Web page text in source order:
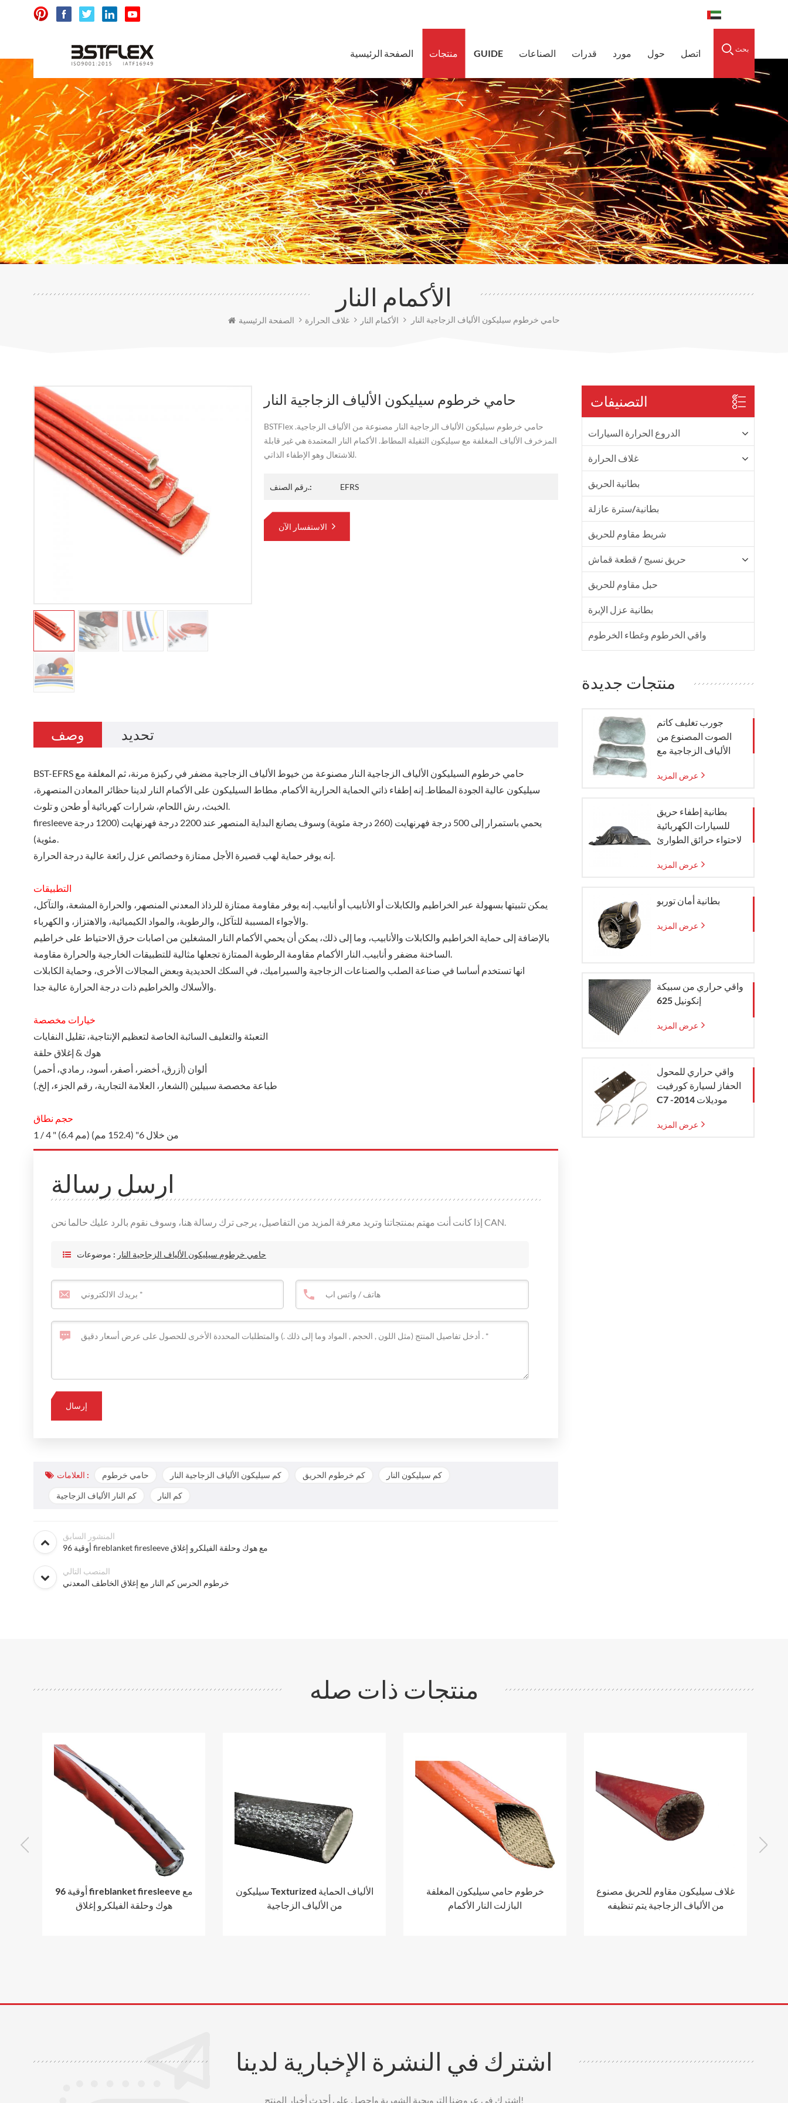
بحث الصفحة الرئيسية منتجات GUIDE الصناعات قدرات مورد حول اتصل
الأكمام النار
الصفحة الرئيسية غلاف الحرارة الأكمام النار حامي خرطوم سيليكون الألياف الزجاجية النار
حامي خرطوم سيليكون الألياف الزجاجية النار
BSTFlex .حامي خرطوم سيليكون الألياف الزجاجية النار مصنوعة من الألياف الزجاجية
المزخرف الألياف المغلفة مع سيليكون الثقيلة المطاط. الأكمام النار المعتمدة هي غير قابلة
للاشتعال وهو الإطفاء الذاتي.
رقم الصنف.: EFRS
وصف تحديد
BST-EFRS حامي خرطوم السيليكون الألياف الزجاجية النار مصنوعة من خيوط الألياف الزجاجية مضفر في ركيزة مرنة، ثم المغلفة مع
سيليكون عالية الجودة المطاط. إنه إطفاء ذاتي الحماية الحرارية الأكمام. مطاط السيليكون على الأكمام النار لدينا حظائر المعادن المنصهرة،
الخبث، رش اللحام، شرارات كهربائية أو طحن و تلوث.
firesleeve يحمي باستمرار إلى 500 درجة فهرنهايت (260 درجة مئوية) وسوف يصانع البداية المنصهر عند 2200 درجة فهرنهايت (1200 درجة
مئوية).
إنه يوفر حماية لهب قصيرة الأجل ممتازة وخصائص عزل رائعة عالية درجة الحرارة.
التطبيقات
يمكن تثبيتها بسهولة عبر الخراطيم والكابلات أو الأنابيب أو أنابيب. إنه يوفر مقاومة ممتازة للرذاذ المعدني المنصهر، والحرارة المشعة، والتآكل،
والأجواء المسببة للتآكل، والرطوبة، والمواد الكيميائية، والاهتزاز، و الكهرباء.
بالإضافة إلى حماية الخراطيم والكابلات والأنابيب، وما إلى ذلك، يمكن أن يحمي الأكمام النار المشغلين من اصابات حرق الاحتياط على خراطيم
الساخنة مضفر و أنابيب. النار الأكمام مقاومة الرطوبة الممتازة تجعلها مثالية للتطبيقات الخارجية والحرارة مقاومة.
انها تستخدم أساسا في صناعة الصلب والصناعات الزجاجية والسيراميك، في السكك الحديدية وبعض المجالات الأخرى، وحماية الكابلات
والأسلاك والخراطيم ذات درجة الحرارة عالية جدا.
خيارات مخصصة
التعبئة والتغليف السائبة الخاصة لتعظيم الإنتاجية، تقليل النفايات
هوك & إغلاق حلقة
ألوان (أزرق، أخضر، أصفر، أسود، رمادي، أحمر)
طباعة مخصصة سبيلين (الشعار، العلامة التجارية، رقم الجزء، إلخ.)
حجم نطاق
1 / 4 " (6.4 مم) من خلال 6" (152.4 مم)
ارسل رسالة
إذا كانت أنت مهتم بمنتجاتنا وتريد معرفة المزيد من التفاصيل، يرجى ترك رسالة هنا، وسوف نقوم بالرد عليك حالما نحن CAN.
موضوعات : حامي خرطوم سيليكون الألياف الزجاجية النار
العلامات : حامي خرطوم كم سيليكون الألياف الزجاجية النار كم خرطوم الحريق كم سيليكون النار
كم النار الألياف الزجاجية كم النار
المنشور السابق
96 أوقية fireblanket firesleeve مع هوك وحلقة الفيلكرو إغلاق
المنصب التالي
خرطوم الحرس كم النار مع إغلاق الخاطف المعدني
التصنيفات
الدروع الحرارة السيارات
غلاف الحرارة
بطانية الحريق
بطانية/سترة عازلة
شريط مقاوم للحريق
حريق نسيج / قطعة قماش
حبل مقاوم للحريق
بطانية عزل الإبرة
واقي الخرطوم وغطاء الخرطوم
منتجات جديدة
جورب تغليف كاتم
الصوت المصنوع من
الألياف الزجاجية مع
المنسوج
عرض المزيد
بطانية إطفاء حريق
للسيارات الكهربائية
لاحتواء حرائق الطوارئ
عرض المزيد
بطانية أمان توربو
عرض المزيد
واقي حراري من سبيكة
إنكونيل 625
عرض المزيد
واقي حراري للمحول
الحفاز لسيارة كورفيت
C7 موديلات 2014-
عرض المزيد
منتجات ذات صله
96 أوقية fireblanket firesleeve مع
هوك وحلقة الفيلكرو إغلاق
سيليكون Texturized الألياف الحماية
من الألياف الزجاجية
خرطوم حامي سيليكون المغلفة
البازلت النار الأكمام
غلاف سيليكون مقاوم للحريق مصنوع
من الألياف الزجاجية يتم تنظيفه
اشترك في النشرة الإخبارية لدينا
اشترك في عروضنا الترويجية الشهرية واحصل على أحدث أخبار المنتج!